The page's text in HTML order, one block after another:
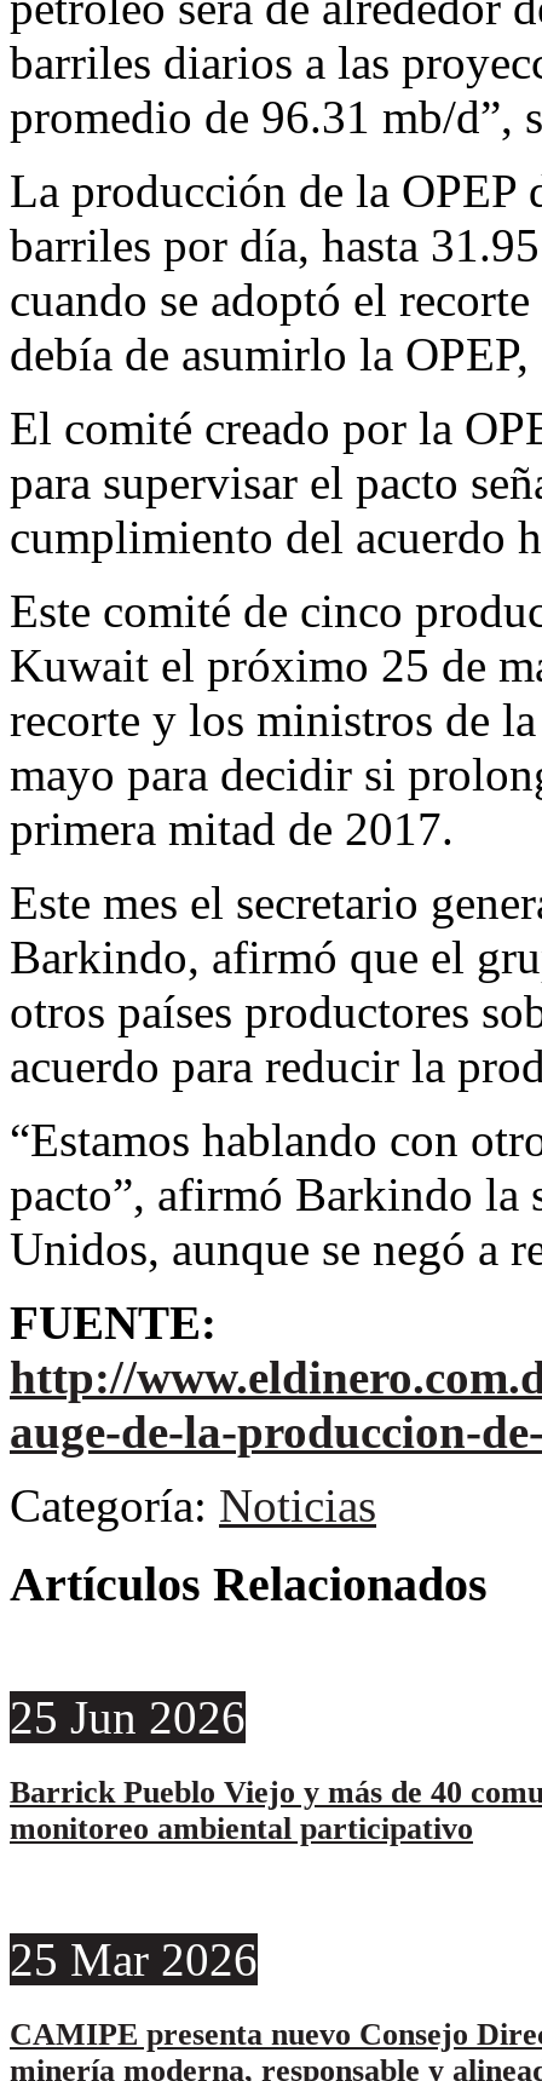
barriles diarios a las
promedio de 96.31 mb/d”,
La producción de la OPEP
barriles por día, hasta
cuando se adoptó el
debía de asumirlo la
El comité creado por la
para supervisar el pacto
cumplimiento del acuerdo
Este comité de cinco
Kuwait el próximo 25 de
recorte y los ministros de
mayo para decidir si
primera mitad de 2017.
Este mes el secretario
Barkindo, afirmó que el
otros países productores
acuerdo para reducir la
“Estamos hablando con
pacto”, afirmó Barkindo la
Unidos, aunque se negó a
FUENTE:
http://
auge-de-la-produccion-
Categoría: Noticias
Artículos Relacionados
25 Jun 2026
Barrick Pueblo Viejo y más de 40
monitoreo ambiental participativo
25 Mar 2026
CAMIPE presenta nuevo Consejo
minería moderna, responsable y